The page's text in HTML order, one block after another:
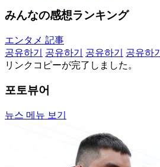
みんなの感想ランキング
エンタメ 記事
공유하기
공유하기 공유하기 공유하기
リンクコピーが完了しました。
포토뷰어
뉴스 메뉴 보기